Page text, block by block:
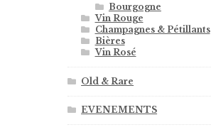
Bourgogne
Vin Rouge
Champagnes & Pétillants
Bières
Vin Rosé
Old & Rare
EVENEMENTS